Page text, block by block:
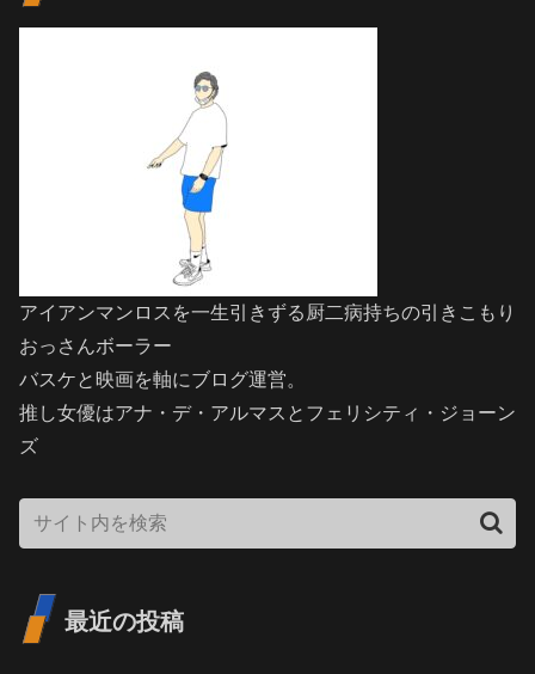
アイアンマンロスを一生引きずる厨二病持ちの引きこもり
おっさんボーラー
バスケと映画を軸にブログ運営。
推し女優はアナ・デ・アルマスとフェリシティ・ジョーン
ズ
最近の投稿